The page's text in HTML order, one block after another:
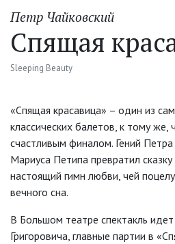
Петр Чайковский
Спящая
Sleeping Beauty
«Спящая красавица» – один из
классических балетов, к тому же,
счастливым финалом. Гений
Мариуса Петипа превратил
настоящий гимн любви, чей
вечного сна.
В Большом театре спектакль
Григоровича, главные партии в